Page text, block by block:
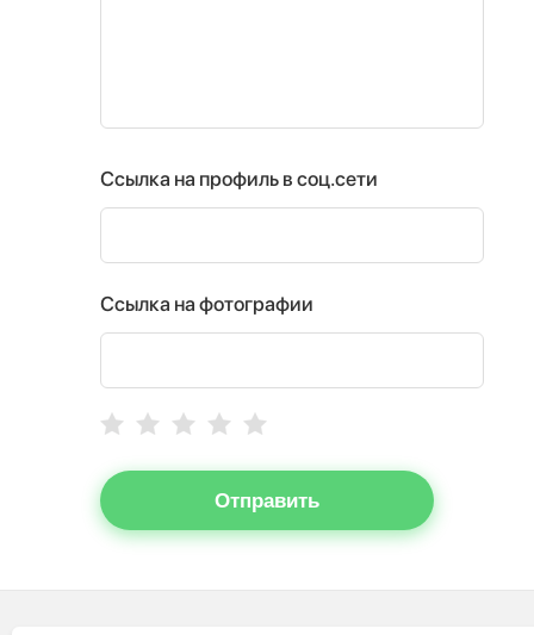
Ссылка на профиль в соц.сети
Ссылка на фотографии
Отправить